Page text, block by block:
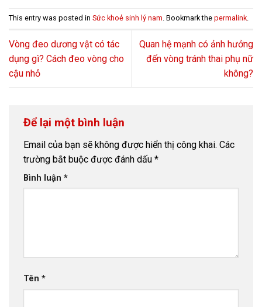
This entry was posted in Sức khoẻ sinh lý nam. Bookmark the permalink.
Vòng đeo dương vật có tác
dụng gì? Cách đeo vòng cho
cậu nhỏ
Quan hệ mạnh có ảnh hưởng
đến vòng tránh thai phụ nữ
không?
Để lại một bình luận
Email của bạn sẽ không được hiển thị công khai. Các
trường bắt buộc được đánh dấu *
Bình luận *
Tên *